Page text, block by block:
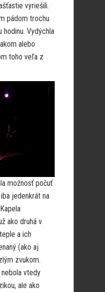
vyriešili.
pádom trochu
hodinu. Vydýchla
alebo
toho veľa z
možnosť počuť
jedenkrát na
ako druhá v
a ich
(ako aj
zvukom.
vtedy
ale ako